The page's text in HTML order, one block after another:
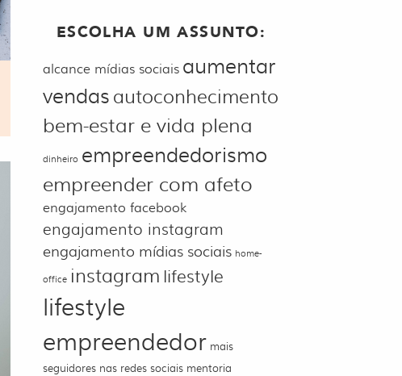
ESCOLHA UM ASSUNTO:
alcance mídias sociais aumentar
vendasautoconhecimento
bem-estar e vida plena
dinheiro empreendedorismo
empreender com afeto
engajamento facebook
engajamento instagram
engajamento mídias sociais home-
office instagram lifestyle
lifestyle
empreendedor mais
seguidores nas redes sociais mentoria